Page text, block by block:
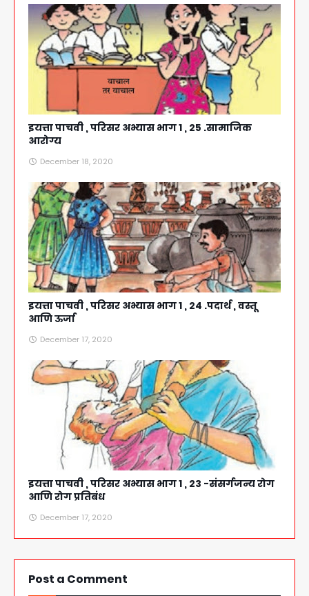
इयत्ता पाचवी , परिसर अभ्यास भाग 1 , 25 .सामाजिक
आरोग्य
December 18, 2020
इयत्ता पाचवी , परिसर अभ्यास भाग 1 , 24 .पदार्थ , वस्तू
आणि ऊर्जा
December 17, 2020
इयत्ता पाचवी , परिसर अभ्यास भाग 1 , 23 -संसर्गजन्य रोग
आणि रोग प्रतिबंध
December 17, 2020
Post a Comment